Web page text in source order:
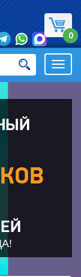
0
Ремонт